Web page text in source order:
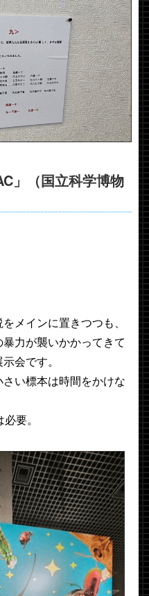
」（国立科学博物
メインに置きつつも、
力が襲いかかってきて
会です。
い標本は時間をかけな
要。